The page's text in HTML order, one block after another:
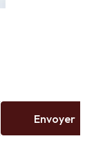
Envoyer